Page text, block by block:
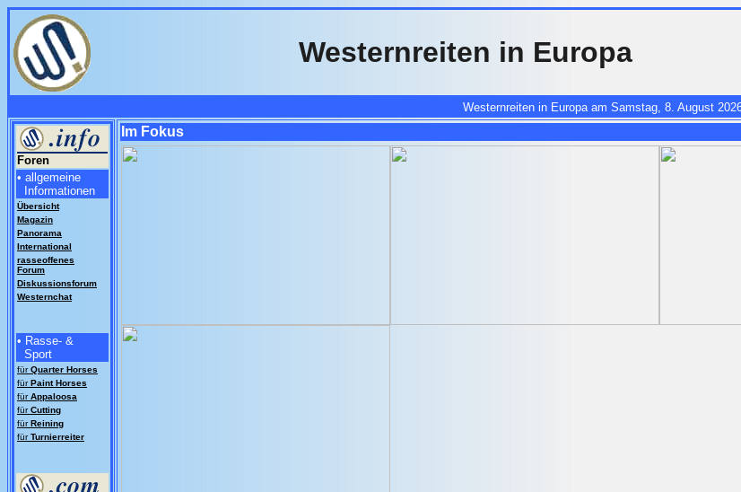
Westernreiten in Europa
Westernreiten in Europa am Samstag, 8. August
Foren
• allgemeine
Informationen
Übersicht
Magazin
Panorama
International
rasseoffenes
Forum
Diskussionsforum
Westernchat
• Rasse- &
Sport
fürQuarter Horses
fürPaint Horses
fürAppaloosa
fürCutting
fürReining
fürTurnierreiter
Im Fokus